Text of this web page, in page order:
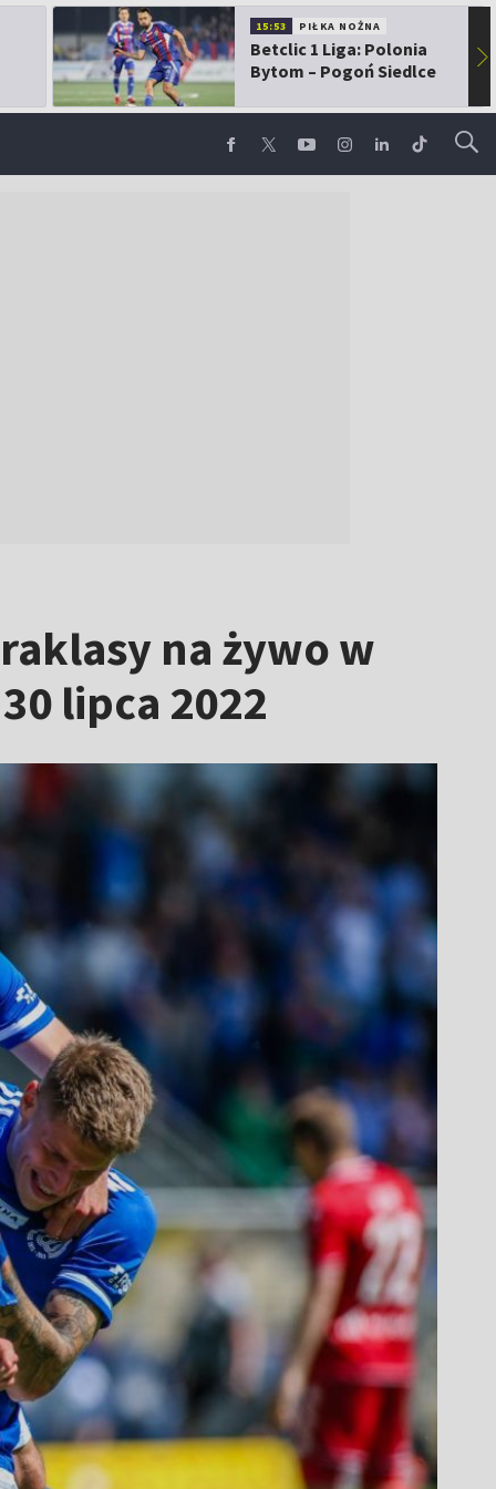
15:53 PIŁKA NOŻNA
Betclic 1 Liga: Polonia
Bytom – Pogoń Siedlce
▶
na żywo w
lipca 2022